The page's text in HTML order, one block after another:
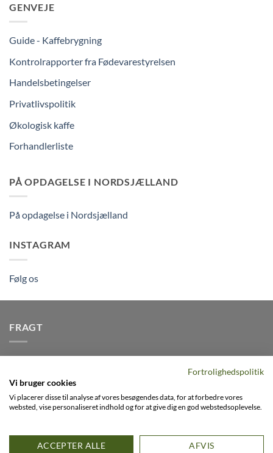
GENVEJE
Guide - Kaffebrygning
Kontrolrapporter fra Fødevarestyrelsen
Handelsbetingelser
Privatlivspolitik
Økologisk kaffe
Forhandlerliste
PÅ OPDAGELSE I NORDSJÆLLAND
På opdagelse i Nordsjælland
INSTAGRAM
Følg os
FRAGT
på alle pakker - Husk der er fri
levering på alle ordre over DKK395
Visa PayPal Stripe MasterCard
Cash
Fortrolighedspolitik
Vi bruger cookies
Vi placerer disse til analyse af vores besøgendes data, for at forbedre vores
websted, vise personaliseret indhold og for at give dig en god webstedsoplevelse.
ACCEPTER ALLE AFVIS